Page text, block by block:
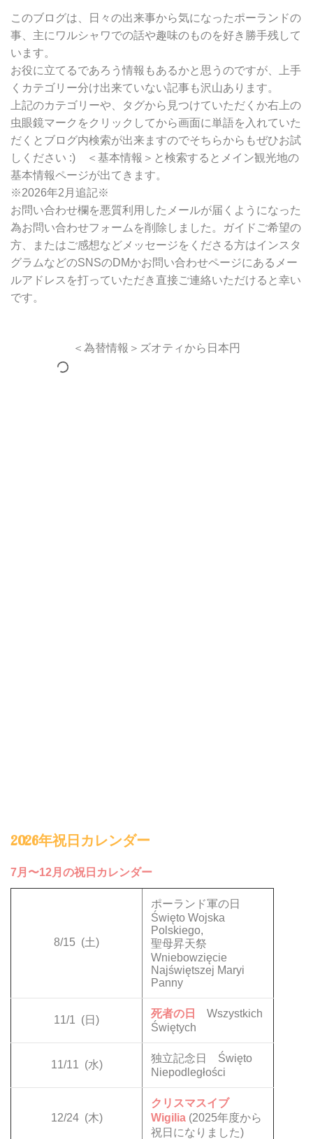
別
検
索
このブログは、日々の出来事から気になったポーランドの
事、主にワルシャワでの話や趣味のものを好き勝手残して
います。
お役に立てるであろう情報もあるかと思うのですが、上手
くカテゴリー分け出来ていない記事も沢山あります。
上記のカテゴリーや、タグから見つけていただくか右上の
虫眼鏡マークをクリックしてから画面に単語を入れていた
だくとブログ内検索が出来ますのでそちらからもぜひお試
しください :) ＜基本情報＞と検索するとメイン観光地の
基本情報ページが出てきます。
※2026年2月追記※
お問い合わせ欄を悪質利用したメールが届くようになった
為お問い合わせフォームを削除しました。ガイドご希望の
方、またはご感想などメッセージをくださる方はインスタ
グラムなどのSNSのDMかお問い合わせページにあるメー
ルアドレスを打っていただき直接ご連絡いただけると幸い
です。
＜為替情報＞ズオティから日本円
2026年祝日カレンダー
7月〜12月の祝日カレンダー
8/15 (土)
ポーランド軍の日
Święto Wojska
Polskiego,
聖母昇天祭
Wniebowzięcie
Najświętszej Maryi
Panny
11/1 (日)
死者の日
Wszystkich
Świętych
11/11 (水)
独立記念日 Święto
Niepodległości
12/24 (木)
クリスマスイブ
Wigilia (2025年度から
祝日になりました)